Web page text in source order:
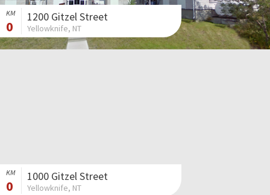
KM
0
1200 Gitzel Street
Yellowknife, NT
KM
0
1000 Gitzel Street
Yellowknife, NT